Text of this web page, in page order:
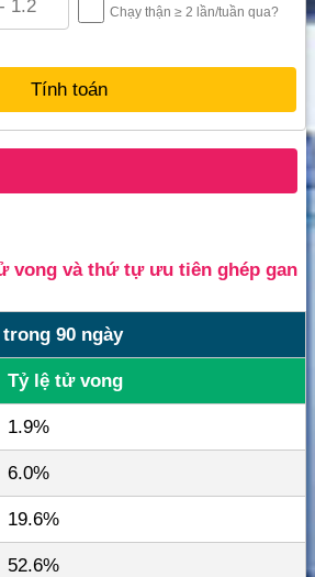
Chạy thận ≥ 2 lần/tuần qua?
vong và thứ tự ưu tiên ghép gan
90 ngày
Tỷ lệ tử vong
1.9%
6.0%
19.6%
52.6%